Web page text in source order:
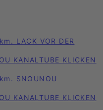
LACK VOR DER
KANALTUBE KLICKEN
SNOUNOU
KANALTUBE KLICKEN